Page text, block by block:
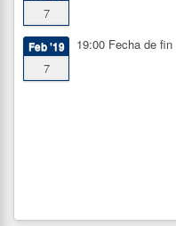
7
Feb '19
7
19:00 Fecha de fin